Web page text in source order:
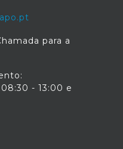
para a
- 13:00 e